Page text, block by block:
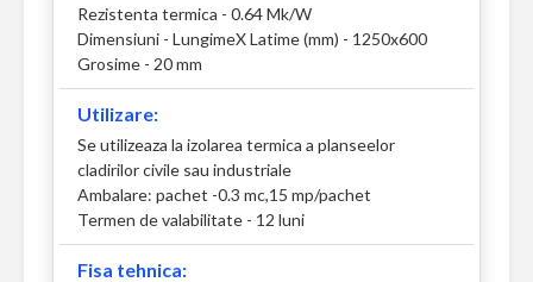
Rezistenta termica - 0.64 Mk/W
Dimensiuni - LungimeX Latime (mm) - 1250x600
Grosime - 20 mm
Utilizare:
Se utilizeaza la izolarea termica a planseelor
cladirilor civile sau industriale
Ambalare: pachet -0.3 mc,15 mp/pachet
Termen de valabilitate - 12 luni
Fisa tehnica: